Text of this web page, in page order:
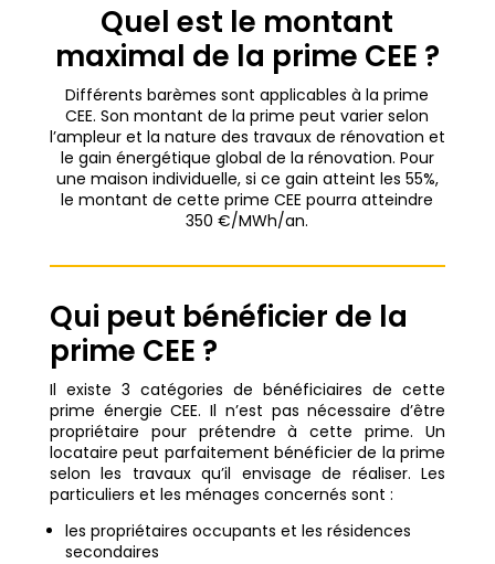
Quel est le montant
maximal de la prime CEE ?
Différents barèmes sont applicables à la prime
CEE. Son montant de la prime peut varier selon
l’ampleur et la nature des travaux de rénovation et
le gain énergétique global de la rénovation. Pour
une maison individuelle, si ce gain atteint les 55%,
le montant de cette prime CEE pourra atteindre
350 €/MWh/an.
Qui peut bénéficier de la
prime CEE ?
Il existe 3 catégories de bénéficiaires de cette
prime énergie CEE. Il n’est pas nécessaire d’être
propriétaire pour prétendre à cette prime. Un
locataire peut parfaitement bénéficier de la prime
selon les travaux qu’il envisage de réaliser. Les
particuliers et les ménages concernés sont :
les propriétaires occupants et les résidences
secondaires